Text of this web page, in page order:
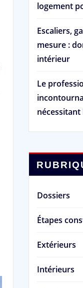
logement
Escaliers,
mesure :
intérieur
Le
nécessitant
Dossiers
Étapes
Extérieurs
Intérieurs